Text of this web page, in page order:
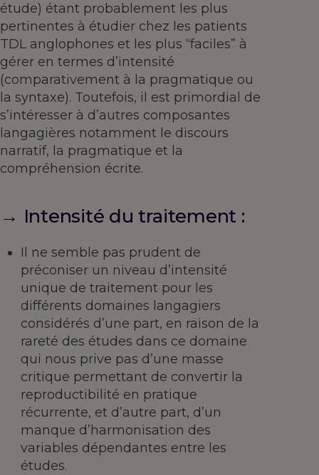
étude) étant probablement les plus
pertinentes à étudier chez les patients
TDL anglophones et les plus “faciles” à
gérer en termes d’intensité
(comparativement à la pragmatique ou
la syntaxe). Toutefois, il est primordial de
s’intéresser à d’autres composantes
langagières notamment le discours
narratif, la pragmatique et la
compréhension écrite.
→ Intensité du traitement :
Il ne semble pas prudent de
préconiser un niveau d’intensité
unique de traitement pour les
différents domaines langagiers
considérés d’une part, en raison de la
rareté des études dans ce domaine
qui nous prive pas d’une masse
critique permettant de convertir la
reproductibilité en pratique
récurrente, et d’autre part, d’un
manque d’harmonisation des
variables dépendantes entre les
études.